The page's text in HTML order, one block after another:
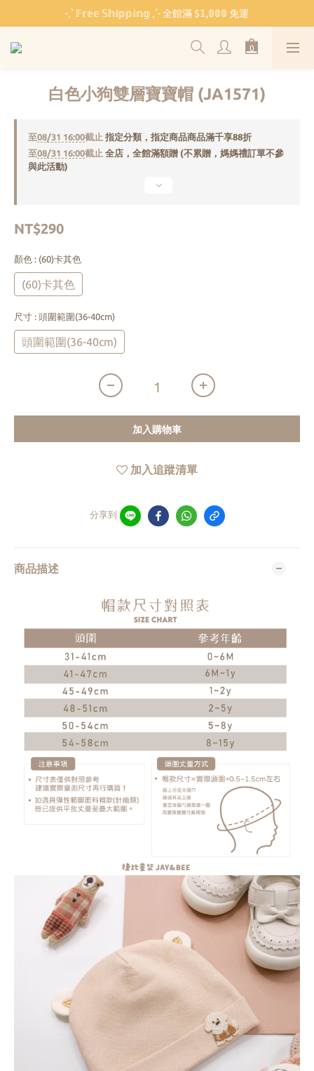
˗ˏˋ 𝔽𝕣𝕖𝕖 𝕊𝕙𝕚𝕡𝕡𝕚𝕟𝕘 ˎˊ˗ 全館滿 $𝟙,𝟘𝟘𝟘 免運
˗ˏˋ 𝔽𝕣𝕖𝕖 𝕊𝕙𝕚𝕡𝕡𝕚𝕟𝕘 ˎˊ˗ 全館滿 $𝟙,𝟘𝟘𝟘 免運
🏫 開學必備 ⸜ 四合一睡袋組 ⸝ 限時 $𝟐𝟔𝟖𝟎
˗ˏˋ 𝔽𝕣𝕖𝕖 𝕊𝕙𝕚𝕡𝕡𝕚𝕟𝕘 ˎˊ˗ 全館滿 $𝟙,𝟘𝟘𝟘 免運
白色小狗雙層寶寶帽 (JA1571)
至08/31 16:00截止 指定分類，指定商品商品滿千享88折
至08/31 16:00截止 全店，全館滿額贈 (不累贈，媽媽禮訂單不參
與此活動)
NT$290
顏色 : (60)卡其色
(60)卡其色
尺寸 : 頭圍範圍(36-40cm)
頭圍範圍(36-40cm)
加入購物車
加入追蹤清單
分享到
商品描述